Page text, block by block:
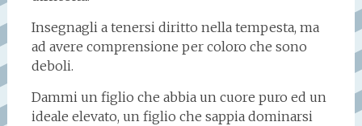
Insegnagli a tenersi diritto nella tempesta, ma
ad avere comprensione per coloro che sono
deboli.
Dammi un figlio che abbia un cuore puro ed un
ideale elevato, un figlio che sappia dominarsi